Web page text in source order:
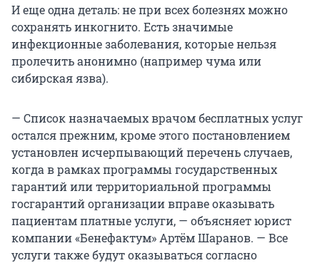
И еще одна деталь: не при всех болезнях можно
сохранять инкогнито. Есть значимые
инфекционные заболевания, которые нельзя
пролечить анонимно (например чума или
сибирская язва).
— Список назначаемых врачом бесплатных услуг
остался прежним, кроме этого постановлением
установлен исчерпывающий перечень случаев,
когда в рамках программы государственных
гарантий или территориальной программы
госгарантий организации вправе оказывать
пациентам платные услуги, — объясняет юрист
компании «Бенефактум» Артём Шаранов. — Все
услуги также будут оказываться согласно